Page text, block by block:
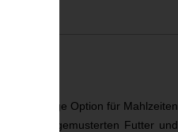
nachhaltige Option für Mahlzeiten
Bären gemusterten Futter und